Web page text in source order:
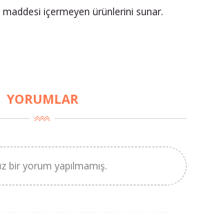
maddesi içermeyen ürünlerini sunar.
YORUMLAR
bir yorum yapılmamış.